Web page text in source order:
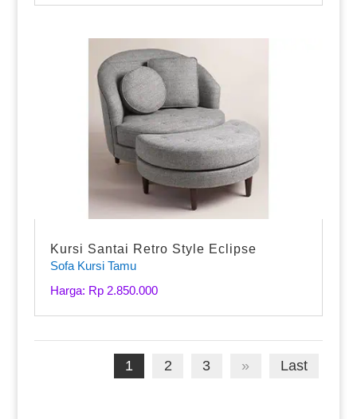
Kursi Santai Retro Style Eclipse
Sofa Kursi Tamu
Harga: Rp 2.850.000
1 2 3 » Last